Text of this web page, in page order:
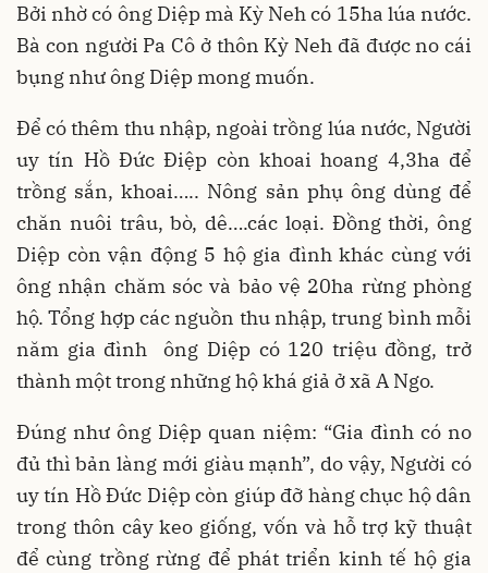
Bởi nhờ có ông Diệp mà Kỳ Neh có 15ha lúa nước.
Bà con người Pa Cô ở thôn Kỳ Neh đã được no cái
bụng như ông Diệp mong muốn.
Để có thêm thu nhập, ngoài trồng lúa nước, Người
uy tín Hồ Đức Điệp còn khoai hoang 4,3ha để
trồng sắn, khoai….. Nông sản phụ ông dùng để
chăn nuôi trâu, bò, dê….các loại. Đồng thời, ông
Diệp còn vận động 5 hộ gia đình khác cùng với
ông nhận chăm sóc và bảo vệ 20ha rừng phòng
hộ. Tổng hợp các nguồn thu nhập, trung bình mỗi
năm gia đình ông Diệp có 120 triệu đồng, trở
thành một trong những hộ khá giả ở xã A Ngo.
Đúng như ông Diệp quan niệm: “Gia đình có no
đủ thì bản làng mới giàu mạnh”, do vậy, Người có
uy tín Hồ Đức Diệp còn giúp đỡ hàng chục hộ dân
trong thôn cây keo giống, vốn và hỗ trợ kỹ thuật
để cùng trồng rừng để phát triển kinh tế hộ gia